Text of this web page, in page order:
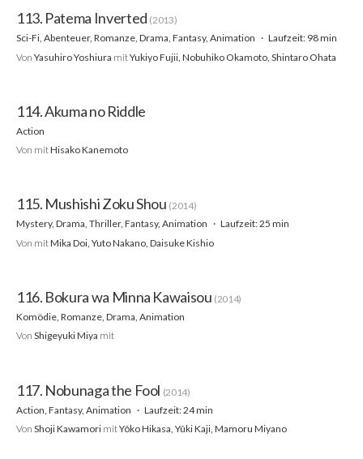
113. Patema Inverted (2013)
Sci-Fi, Abenteuer, Romanze, Drama, Fantasy, Animation
Laufzeit: 98 min
Von Yasuhiro Yoshiura mitYukiyo Fujii, Nobuhiko Okamoto, Shintaro Ohata
114. Akuma no Riddle
Action
Von mitHisako Kanemoto
115. Mushishi Zoku Shou (2014)
Mystery, Drama, Thriller, Fantasy, Animation
Laufzeit: 25 min
Von mitMika Doi, Yuto Nakano, Daisuke Kishio
116. Bokura wa Minna Kawaisou (2014)
Komödie, Romanze, Drama, Animation
Von Shigeyuki Miya mit
117. Nobunaga the Fool (2014)
Action, Fantasy, Animation
Laufzeit: 24 min
Von Shoji Kawamori mitYôko Hikasa, Yûki Kaji, Mamoru Miyano